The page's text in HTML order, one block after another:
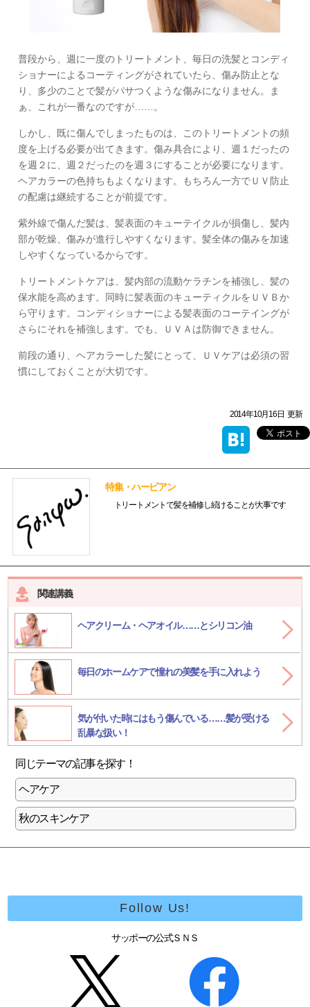
普段から、週に一度のトリートメント、毎日の洗髪とコンディ
ショナーによるコーティングがされていたら、傷み防止とな
り、多少のことで髪がパサつくような傷みになりません。ま
ぁ、これが一番なのですが……。
しかし、既に傷んでしまったものは、このトリートメントの頻
度を上げる必要が出てきます。傷み具合により、週１だったの
を週２に、週２だったのを週３にすることが必要になります。
ヘアカラーの色持ちもよくなります。もちろん一方でＵＶ防止
の配慮は継続することが前提です。
紫外線で傷んだ髪は、髪表面のキューテイクルが損傷し、髪内
部が乾燥、傷みが進行しやすくなります。髪全体の傷みを加速
しやすくなっているからです。
トリートメントケアは、髪内部の流動ケラチンを補強し、髪の
保水能を高めます。同時に髪表面のキューティクルをＵＶＢか
ら守ります。コンディショナーによる髪表面のコーテイングが
さらにそれを補強します。でも、ＵＶＡは防御できません。
前段の通り、ヘアカラーした髪にとって、ＵＶケアは必須の習
慣にしておくことが大切です。
2014年10月16日 更新
特集・ハービアン
トリートメントで髪を補修し続けることが大事です
関連講義
ヘアクリーム・ヘアオイル……とシリコン油
毎日のホームケアで憧れの美髪を手に入れよう
気が付いた時にはもう傷んでいる……髪が受ける
乱暴な扱い！
同じテーマの記事を探す！
ヘアケア
秋のスキンケア
Follow Us!
サッポーの公式ＳＮＳ